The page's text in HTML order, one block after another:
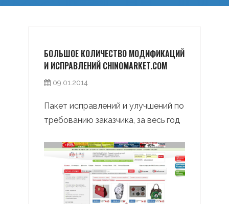
БОЛЬШОЕ КОЛИЧЕСТВО МОДИФИКАЦИЙ
И ИСПРАВЛЕНИЙ CHINOMARKET.COM
09.01.2014
Пакет исправлений и улучшений по
требованию заказчика, за весь год